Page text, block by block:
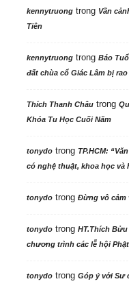
kennytruongtrong Vãn
Tiên
kennytruongtrong Báo
đất chùa cổ Giác Lâm bị
Thích Thanh Châutrong
Khóa Tu Học Cuối Năm
tonydotrong TP.HCM:
có nghệ thuật, khoa học và
tonydotrong Đừng vô cảm
tonydotrong HT.Thích
chương trình các lễ hội
tonydotrong Góp ý với Sư